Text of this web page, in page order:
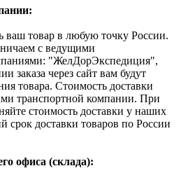
ваш товар в любую точку России.
с ведущими
"ЖелДорЭкспедиция",
через сайт вам будут
товара. Стоимость доставки
транспортной компании. При
стоимость доставки у наших
срок доставки товаров по России
офиса (склада):